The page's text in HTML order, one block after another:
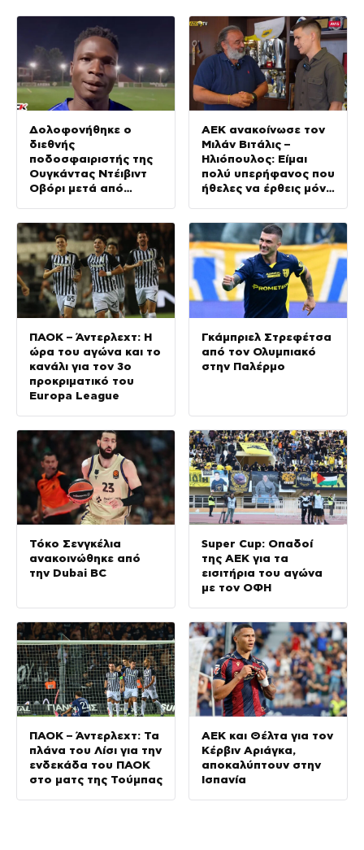
Δολοφονήθηκε ο
διεθνής
ποδοσφαιριστής της
Ουγκάντας Ντέιβιντ
Οβόρι μετά από
ΑΕΚ ανακοίνωσε τον
Μιλάν Βιτάλις –
Ηλιόπουλος: Είμαι
πολύ υπερήφανος που
ήθελες να έρθεις μόνο
ΠΑΟΚ – Άντερλεχτ: Η
ώρα του αγώνα και το
κανάλι για τον 3ο
προκριματικό του
Europa League
Γκάμπριελ Στρεφέτσα
από τον Ολυμπιακό
στην Παλέρμο
Τόκο Σενγκέλια
ανακοινώθηκε από
την Dubai BC
Super Cup: Οπαδοί
της ΑΕΚ για τα
εισιτήρια του αγώνα
με τον ΟΦΗ
ΠΑΟΚ – Άντερλεχτ: Τα
πλάνα του Λίσι για την
ενδεκάδα του ΠΑΟΚ
στο ματς της Τούμπας
ΑΕΚ και Θέλτα για τον
Κέρβιν Αριάγκα,
αποκαλύπτουν στην
Ισπανία